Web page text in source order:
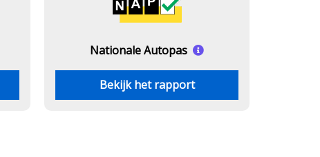
Nationale Autopas
Bekijk het rapport